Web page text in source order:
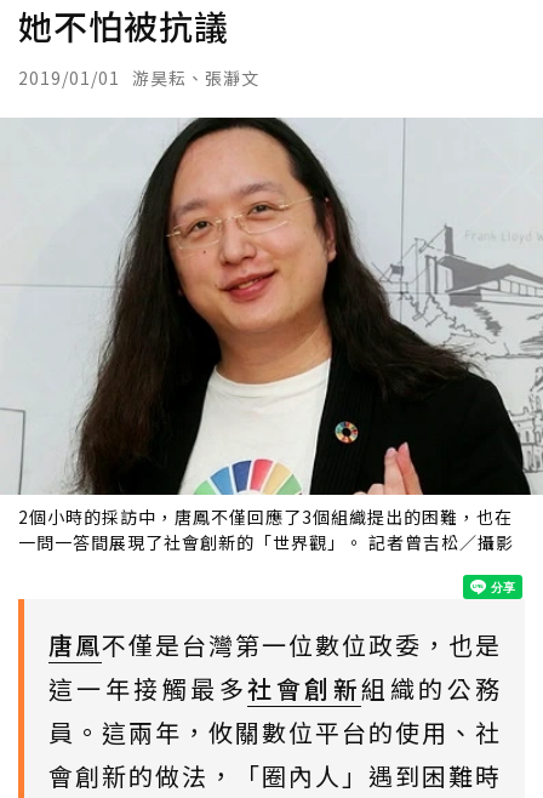
她不怕被抗議
2019/01/01 游昊耘、張瀞文
2個小時的採訪中，唐鳳不僅回應了3個組織提出的困難，也在
一問一答間展現了社會創新的「世界觀」。 記者曾吉松／攝影
唐鳳不僅是台灣第一位數位政委，也是
這一年接觸最多社會創新組織的公務
員。這兩年，攸關數位平台的使用、社
會創新的做法，「圈內人」遇到困難時